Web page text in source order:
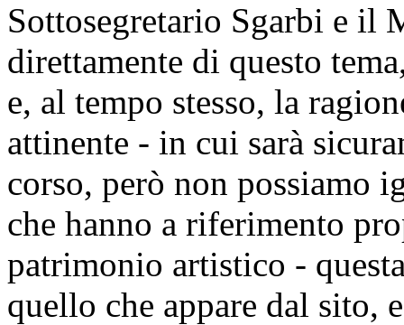
Sottosegretario Sgarbi e il
direttamente di questo
e, al tempo stesso, la
attinente - in cui sarà
corso, però non possiamo
che hanno a riferimento
patrimonio artistico -
quello che appare dal sito,